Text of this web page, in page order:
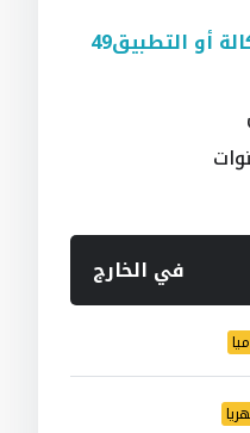
يتم تعبئتها من الوكالة أو التطبيق49
في الخارج